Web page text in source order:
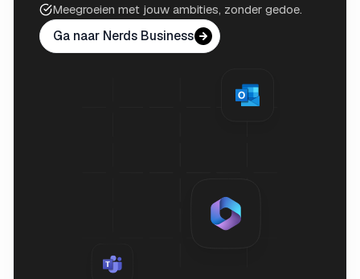
Meegroeien met jouw ambities, zonder gedoe.
Ga naar Nerds Business